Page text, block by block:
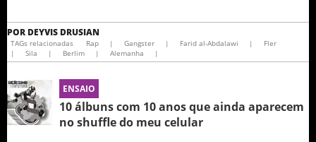
POR DEYVIS DRUSIAN
TAGs relacionadas Rap | Gangster | Farid al-Abdalawi |
Fler
|
Sila | Berlim | Alemanha |
ENSAIO
10 álbuns com 10 anos que ainda aparecem
no shuffle do meu celular